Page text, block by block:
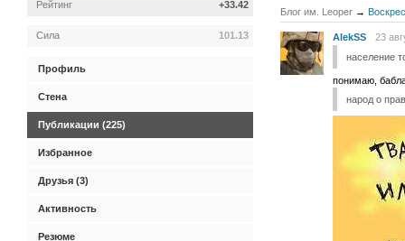
Блог им. Leoper →
AlekSS
23
население
понимаю,
народ о
Рейтинг +33.42
Сила 101.13
Профиль
Стена
Публикации (225)
Избранное
Друзья (3)
Активность
Резюме